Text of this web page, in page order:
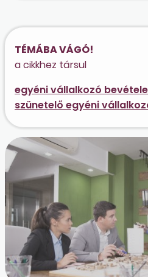
TÉMÁBA VÁGÓ!
a cikkhez társul
egyéni vállalkozó
szünetelő egyéni